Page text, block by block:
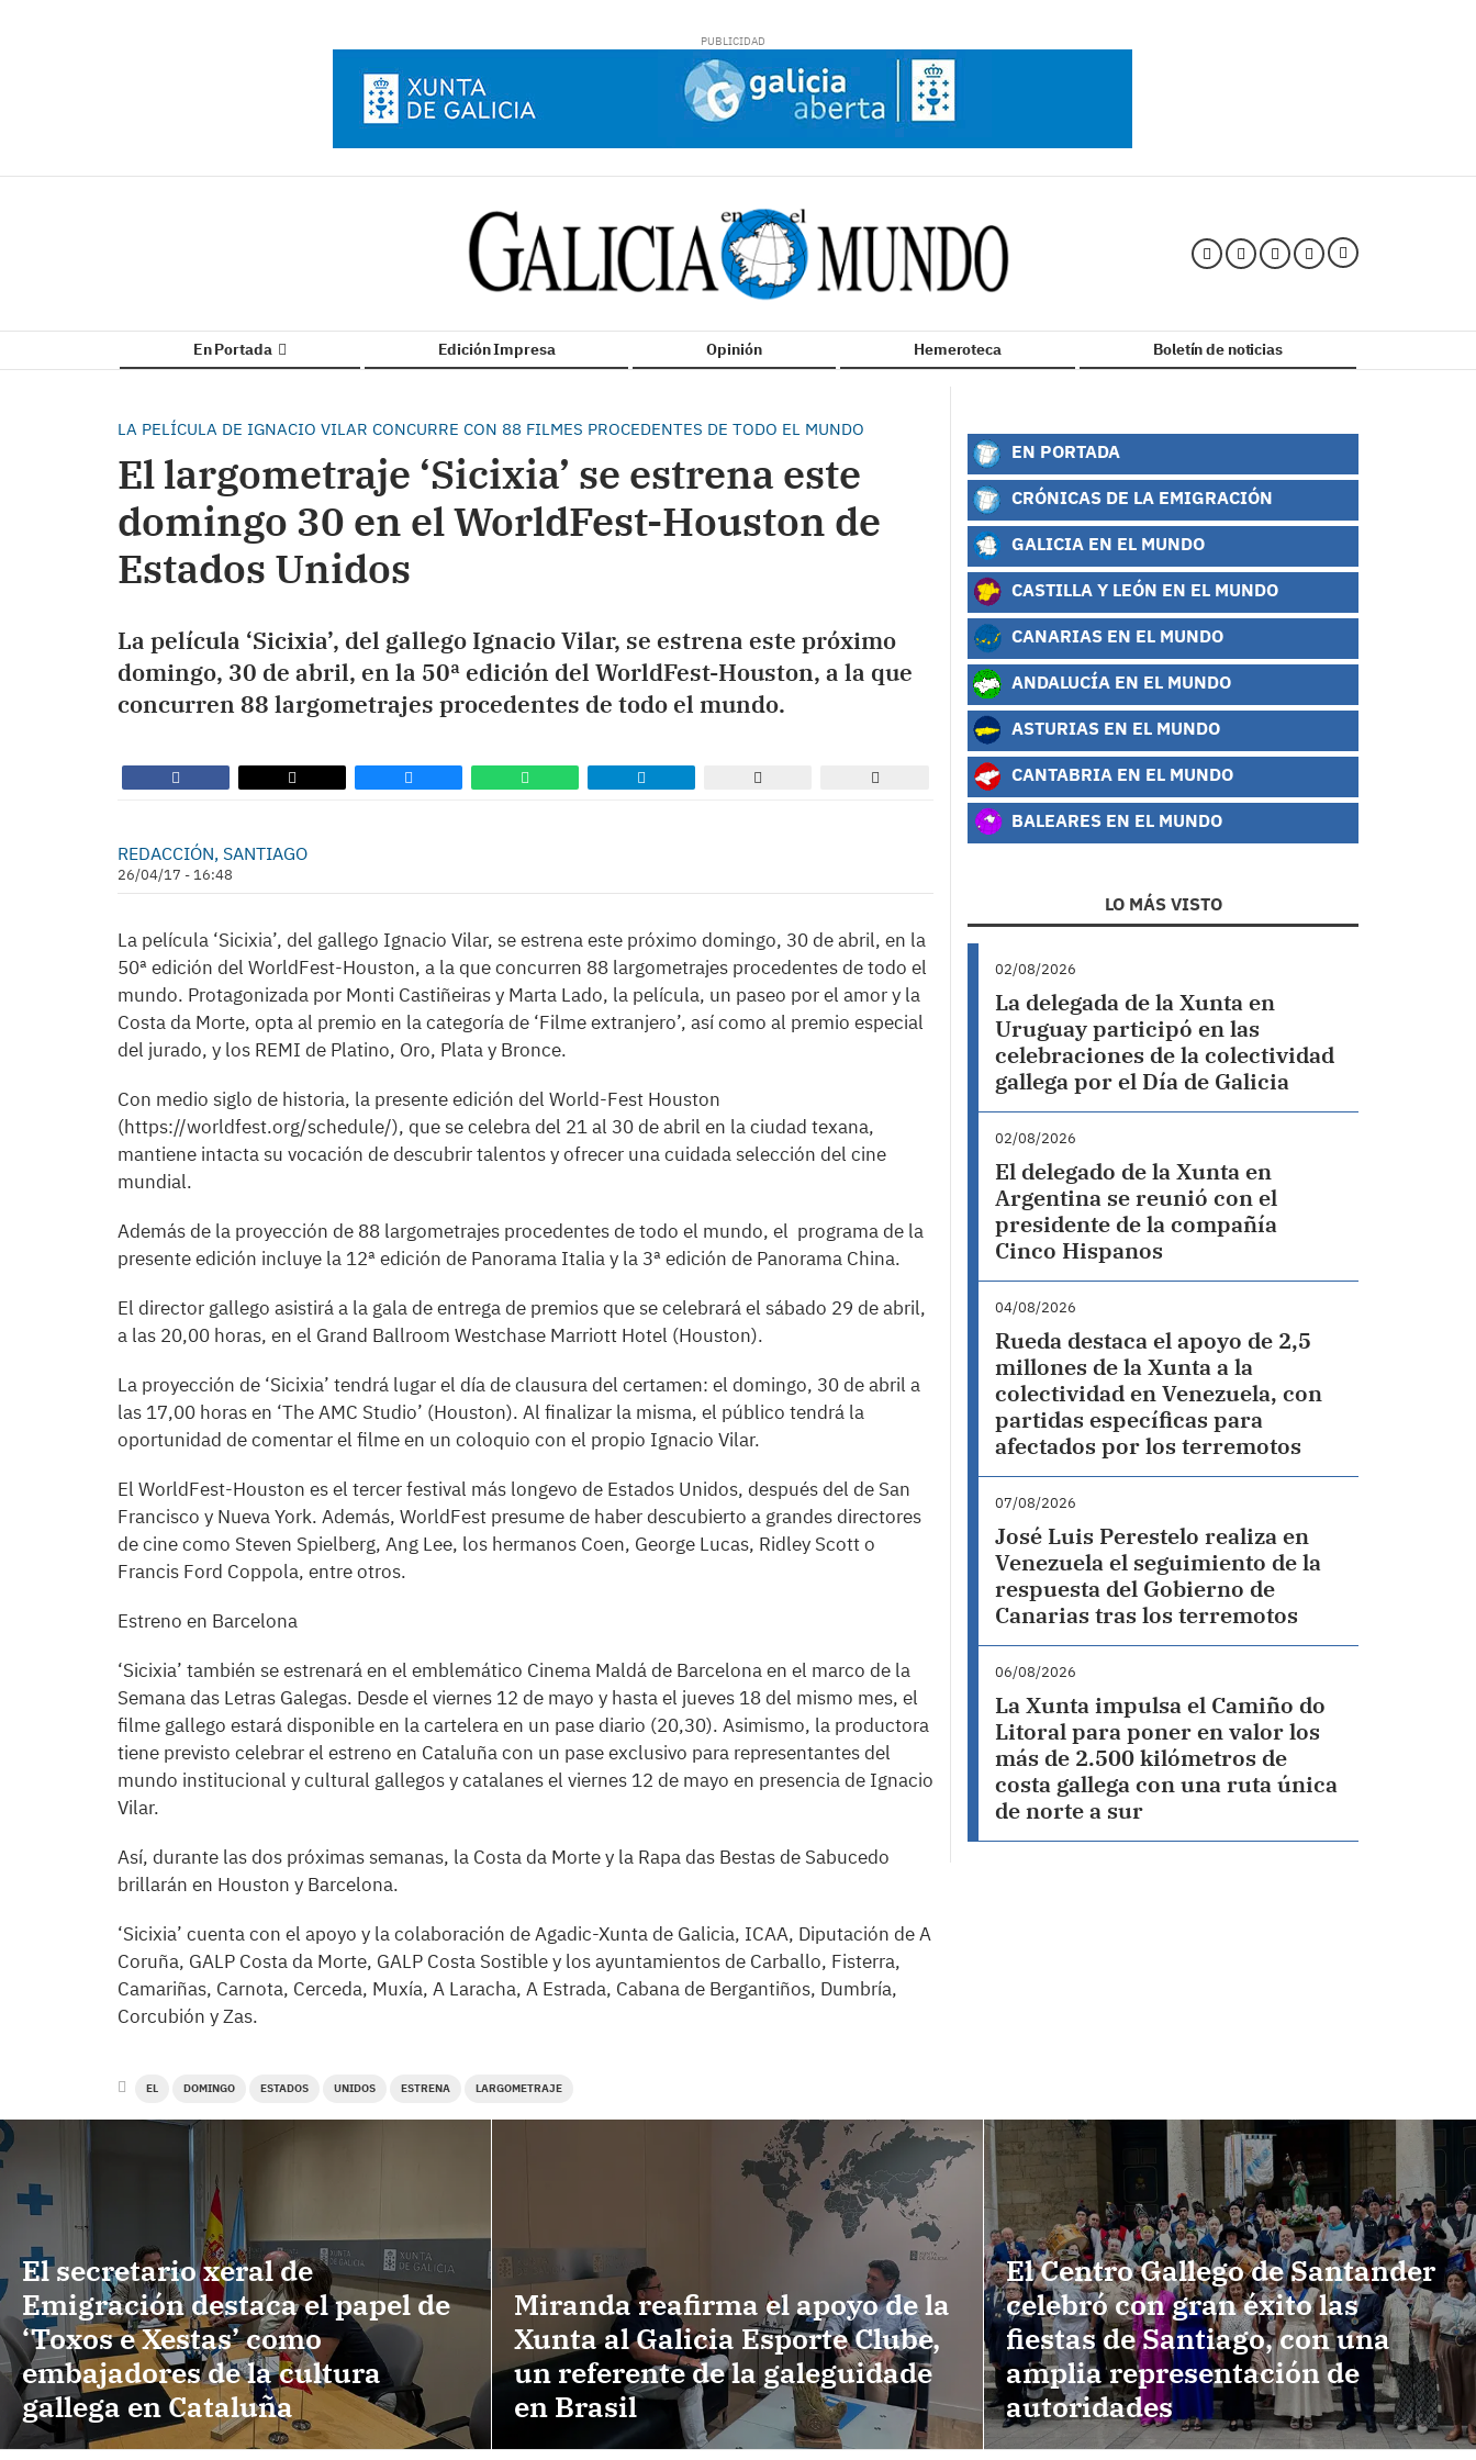
En Portada Edición Impresa Opinión Hemeroteca Boletín de noticias
LA PELÍCULA DE IGNACIO VILAR CONCURRE CON 88 FILMES PROCEDENTES DE TODO EL MUNDO
El largometraje ‘Sicixia’ se estrena este
domingo 30 en el WorldFest-Houston de
Estados Unidos
La película ‘Sicixia’, del gallego Ignacio Vilar, se estrena este próximo
domingo, 30 de abril, en la 50ª edición del WorldFest-Houston, a la que
concurren 88 largometrajes procedentes de todo el mundo.
REDACCIÓN, SANTIAGO
26/04/17 - 16:48
La película ‘Sicixia’, del gallego Ignacio Vilar, se estrena este próximo domingo, 30 de abril, en la
50ª edición del WorldFest-Houston, a la que concurren 88 largometrajes procedentes de todo el
mundo. Protagonizada por Monti Castiñeiras y Marta Lado, la película, un paseo por el amor y la
Costa da Morte, opta al premio en la categoría de ‘Filme extranjero’, así como al premio especial
del jurado, y los REMI de Platino, Oro, Plata y Bronce.
Con medio siglo de historia, la presente edición del World-Fest Houston
(https://worldfest.org/schedule/), que se celebra del 21 al 30 de abril en la ciudad texana,
mantiene intacta su vocación de descubrir talentos y ofrecer una cuidada selección del cine
mundial.
Además de la proyección de 88 largometrajes procedentes de todo el mundo, el programa de la
presente edición incluye la 12ª edición de Panorama Italia y la 3ª edición de Panorama China.
El director gallego asistirá a la gala de entrega de premios que se celebrará el sábado 29 de abril,
a las 20,00 horas, en el Grand Ballroom Westchase Marriott Hotel (Houston).
La proyección de ‘Sicixia’ tendrá lugar el día de clausura del certamen: el domingo, 30 de abril a
las 17,00 horas en ‘The AMC Studio’ (Houston). Al finalizar la misma, el público tendrá la
oportunidad de comentar el filme en un coloquio con el propio Ignacio Vilar.
El WorldFest-Houston es el tercer festival más longevo de Estados Unidos, después del de San
Francisco y Nueva York. Además, WorldFest presume de haber descubierto a grandes directores
de cine como Steven Spielberg, Ang Lee, los hermanos Coen, George Lucas, Ridley Scott o
Francis Ford Coppola, entre otros.
Estreno en Barcelona
‘Sicixia’ también se estrenará en el emblemático Cinema Maldá de Barcelona en el marco de la
Semana das Letras Galegas. Desde el viernes 12 de mayo y hasta el jueves 18 del mismo mes, el
filme gallego estará disponible en la cartelera en un pase diario (20,30). Asimismo, la productora
tiene previsto celebrar el estreno en Cataluña con un pase exclusivo para representantes del
mundo institucional y cultural gallegos y catalanes el viernes 12 de mayo en presencia de Ignacio
Vilar.
Así, durante las dos próximas semanas, la Costa da Morte y la Rapa das Bestas de Sabucedo
brillarán en Houston y Barcelona.
‘Sicixia’ cuenta con el apoyo y la colaboración de Agadic-Xunta de Galicia, ICAA, Diputación de A
Coruña, GALP Costa da Morte, GALP Costa Sostible y los ayuntamientos de Carballo, Fisterra,
Camariñas, Carnota, Cerceda, Muxía, A Laracha, A Estrada, Cabana de Bergantiños, Dumbría,
Corcubión y Zas.
EL DOMINGO ESTADOS UNIDOS ESTRENA LARGOMETRAJE
EN PORTADA
CRÓNICAS DE LA EMIGRACIÓN
GALICIA EN EL MUNDO
CASTILLA Y LEÓN EN EL MUNDO
CANARIAS EN EL MUNDO
ANDALUCÍA EN EL MUNDO
ASTURIAS EN EL MUNDO
CANTABRIA EN EL MUNDO
BALEARES EN EL MUNDO
LO MÁS VISTO
02/08/2026
La delegada de la Xunta en
Uruguay participó en las
celebraciones de la colectividad
gallega por el Día de Galicia
02/08/2026
El delegado de la Xunta en
Argentina se reunió con el
presidente de la compañía
Cinco Hispanos
04/08/2026
Rueda destaca el apoyo de 2,5
millones de la Xunta a la
colectividad en Venezuela, con
partidas específicas para
afectados por los terremotos
07/08/2026
José Luis Perestelo realiza en
Venezuela el seguimiento de la
respuesta del Gobierno de
Canarias tras los terremotos
06/08/2026
La Xunta impulsa el Camiño do
Litoral para poner en valor los
más de 2.500 kilómetros de
costa gallega con una ruta única
de norte a sur
El secretario xeral de
Emigración destaca el papel de
‘Toxos e Xestas’ como
embajadores de la cultura
gallega en Cataluña
Miranda reafirma el apoyo de la
Xunta al Galicia Esporte Clube,
un referente de la galeguidade
en Brasil
El Centro Gallego de Santander
celebró con gran éxito las
fiestas de Santiago, con una
amplia representación de
autoridades